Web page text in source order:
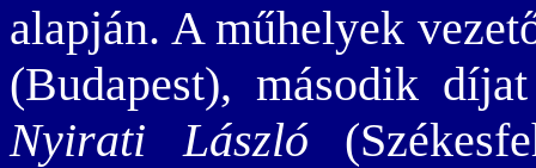
alapján. A műhelyek
(Budapest), második
Nyirati László